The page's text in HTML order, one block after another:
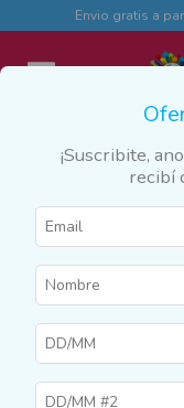
Envio gratis a
SIN STOCK
¡Suscribite,
recibí